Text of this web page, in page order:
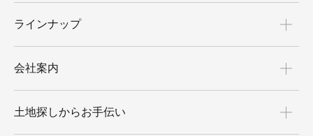
ラインナップ
会社案内
土地探しからお手伝い